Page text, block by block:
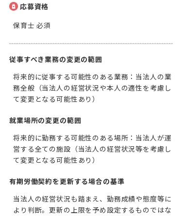
応募資格
保育士 必須
従事すべき業務の変更の範囲
将来的に従事する可能性のある業務：当法人の業
務全般（当法人の経営状況や本人の適性を考慮し
て変更となる可能性あり）
就業場所の変更の範囲
将来的に勤務する可能性のある場所：当法人が運
営する全ての施設（当法人の経営状況等を考慮し
て変更となる可能性あり）
有期労働契約を更新する場合の基準
当法人の経営状況も踏まえ、勤務成績や態度等に
より判断。更新の上限を予め設定するものではな